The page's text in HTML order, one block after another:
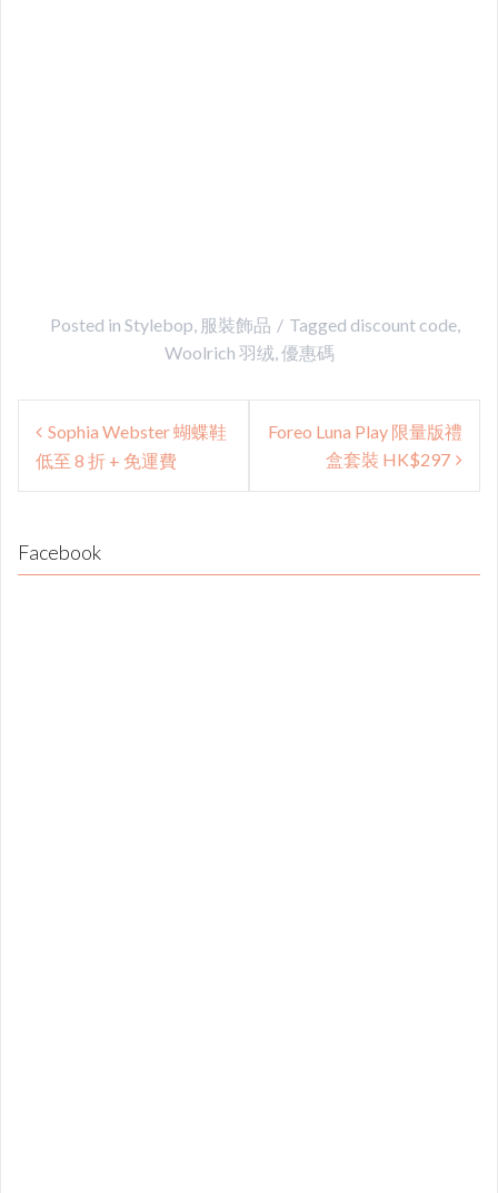
Posted in Stylebop 服裝飾品 Tagged discount code,
Woolrich 羽绒 優惠碼
Post
navigation
Sophia Webster 蝴蝶鞋
低至 8 折 + 免運費
Foreo Luna Play 限量版禮
盒套裝 HK$297
Facebook